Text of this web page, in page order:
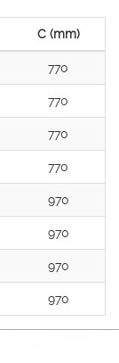
C (mm)
770
770
770
770
970
970
970
970